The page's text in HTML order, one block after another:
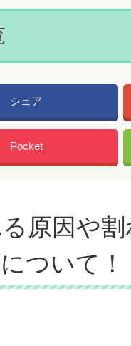
シェア
Pocket
原因や割
ついて！